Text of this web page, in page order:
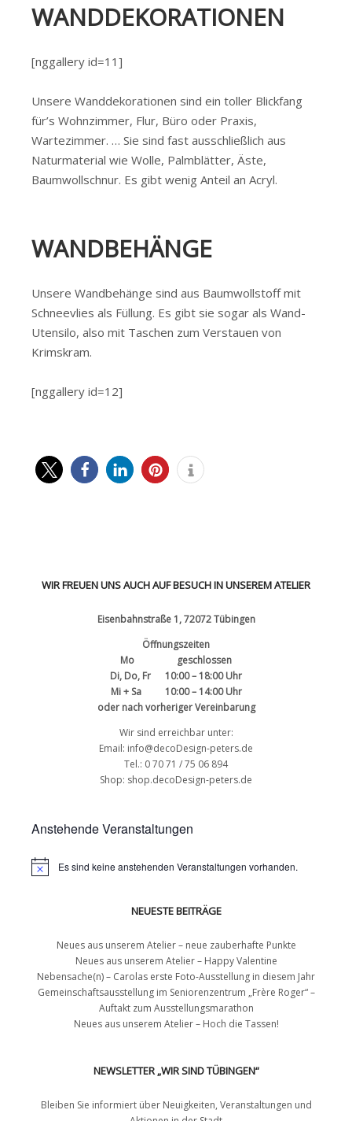
WANDDEKORATIONEN
[nggallery id=11]
Unsere Wanddekorationen sind ein toller Blickfang
für’s Wohnzimmer, Flur, Büro oder Praxis,
Wartezimmer. … Sie sind fast ausschließlich aus
Naturmaterial wie Wolle, Palmblätter, Äste,
Baumwollschnur. Es gibt wenig Anteil an Acryl.
WANDBEHÄNGE
Unsere Wandbehänge sind aus Baumwollstoff mit
Schneevlies als Füllung. Es gibt sie sogar als Wand-
Utensilo, also mit Taschen zum Verstauen von
Krimskram.
[nggallery id=12]
WIR FREUEN UNS AUCH AUF BESUCH IN UNSEREM ATELIER
Eisenbahnstraße 1, 72072 Tübingen
Öffnungszeiten
Mo geschlossen
Di, Do, Fr 10:00 – 18:00 Uhr
Mi + Sa 10:00 – 14:00 Uhr
oder nach vorheriger Vereinbarung
Wir sind erreichbar unter:
Email: info@decoDesign-peters.de
Tel.: 0 70 71 / 75 06 894
Shop: shop.decoDesign-peters.de
Anstehende Veranstaltungen
Es sind keine anstehenden Veranstaltungen vorhanden.
NEUESTE BEITRÄGE
Neues aus unserem Atelier – neue zauberhafte Punkte
Neues aus unserem Atelier – Happy Valentine
Nebensache(n) – Carolas erste Foto-Ausstellung in diesem Jahr
Gemeinschaftsausstellung im Seniorenzentrum „Frère Roger“ –
Auftakt zum Ausstellungsmarathon
Neues aus unserem Atelier – Hoch die Tassen!
NEWSLETTER „WIR SIND TÜBINGEN“
Bleiben Sie informiert über Neuigkeiten, Veranstaltungen und